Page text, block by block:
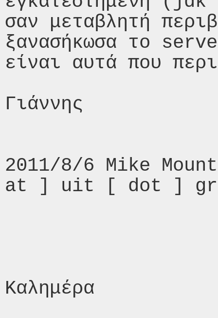
σαν μεταβλητή
ξανασήκωσα το
είναι αυτά που
Γιάννης
2011/8/6 Mike
at ] uit [ dot ]
Καλημέρα